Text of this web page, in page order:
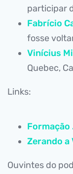
participar
Fabrício
fosse
Vinícius
Quebec,
Links:
Formação
Zerando a
Ouvintes do